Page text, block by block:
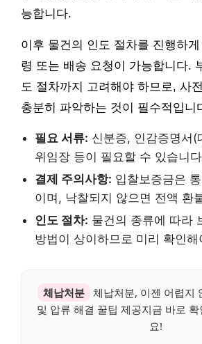
능합니다.
이후 물건의 인도 절차를 진행하
령 또는 배송 요청이 가능합니다.
도 절차까지 고려해야 하므로, 사
충분히 파악하는 것이 필수적입니
필요 서류: 신분증, 인감증명서(
위임장 등이 필요할 수 있습니
결제 주의사항: 입찰보증금은
이며, 낙찰되지 않으면 전액 환
인도 절차: 물건의 종류에 따라
방법이 상이하므로 미리 확인해
체납처분
체납처분, 이젠 어렵지
및 압류 해결 꿀팁 제공지금 바로
요!